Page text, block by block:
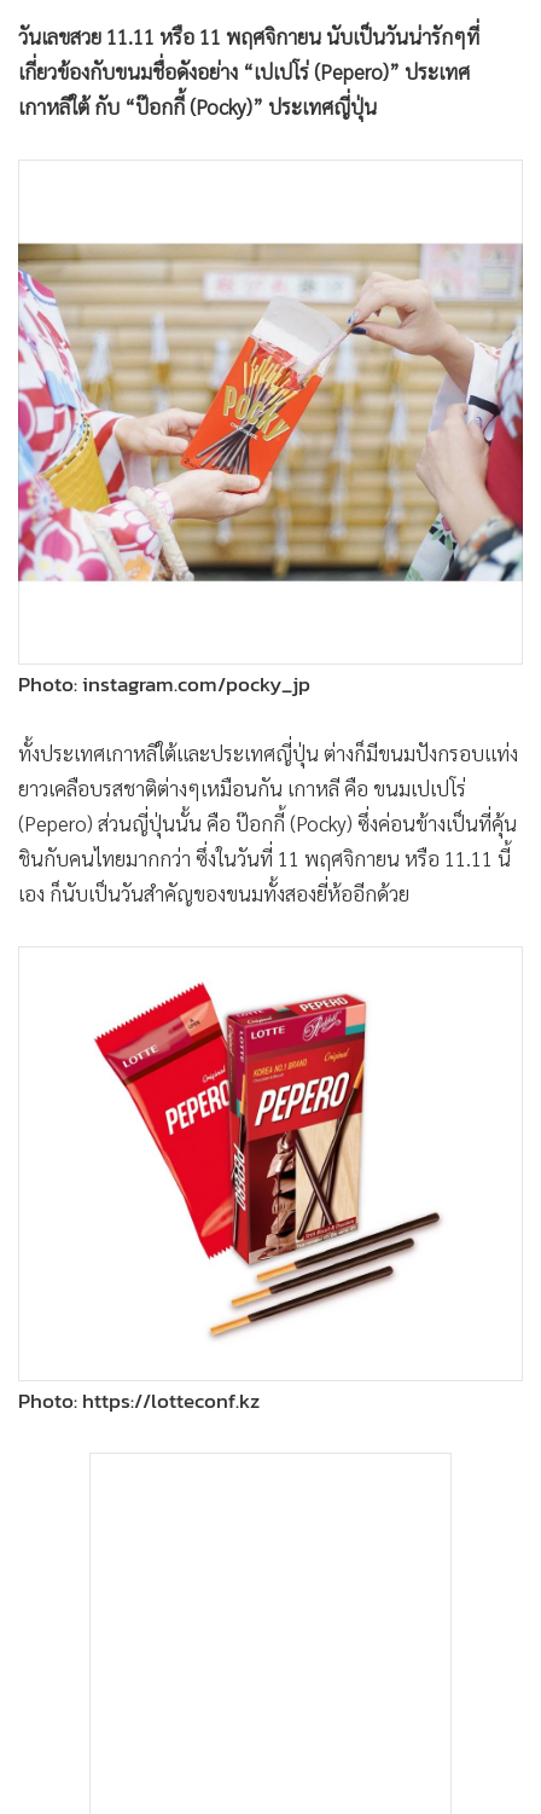
•
เศรษฐกิจ-ธุรกิจ
• จีน
• ชุมชน-คุณภาพชีวิต
• วิทยาศาสตร์
• SMEs
• หุ้น
• อินโดจีน
• กองทุนรวม
• Celeb Online
• Factcheck
• ญี่ปุ่น
• News1
• Gotomanager
วันเลขสวย 11.11 หรือ 11 พฤศจิกายน นับเป็นวันน่ารักๆที่
เกี่ยวข้องกับขนมชื่อดังอย่าง “เปเปโร่ (Pepero)” ประเทศ
เกาหลีใต้ กับ “ป๊อกกี้ (Pocky)” ประเทศญี่ปุ่น
Photo: instagram.com/pocky_jp
ทั้งประเทศเกาหลีใต้และประเทศญี่ปุ่น ต่างก็มีขนมปังกรอบแท่ง
ยาวเคลือบรสชาติต่างๆเหมือนกัน เกาหลี คือ ขนมเปเปโร่
(Pepero) ส่วนญี่ปุ่นนั้น คือ ป๊อกกี้ (Pocky) ซึ่งค่อนข้างเป็นที่คุ้น
ชินกับคนไทยมากกว่า ซึ่งในวันที่ 11 พฤศจิกายน หรือ 11.11 นี้
เอง ก็นับเป็นวันสำคัญของขนมทั้งสองยี่ห้ออีกด้วย
Photo: https://lotteconf.kz